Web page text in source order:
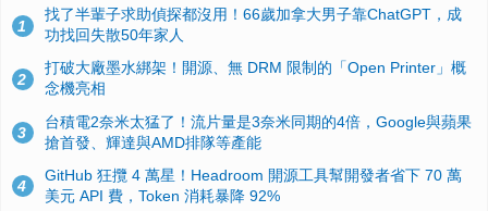
1
找了半輩子求助偵探都沒用！66歲加拿大男子靠ChatGPT，成
功找回失散50年家人
2
打破大廠墨水綁架！開源、無 DRM 限制的「Open Printer」概
念機亮相
3
台積電2奈米太猛了！流片量是3奈米同期的4倍，Google與蘋果
搶首發、輝達與AMD排隊等產能
4
GitHub 狂攬 4 萬星！Headroom 開源工具幫開發者省下 70 萬
美元 API 費，Token 消耗暴降 92%